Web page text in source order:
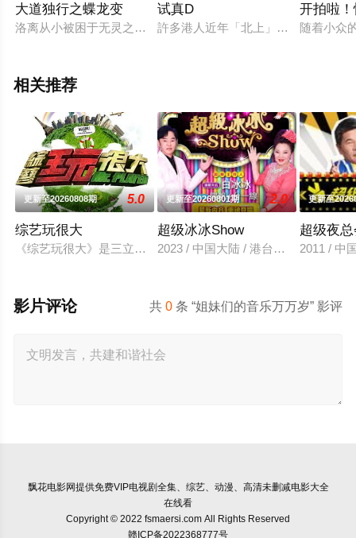
大道独行之蝶龙变
洛离从⼩被困于⽆灵之地银州⼤陆，成为天绝杀堂的第⼀杀⼿
试真D
許多港人近年「北上」玩樂，不論食
开拍啦
随着小众
相关推荐
更新至20260808期 5.0
综艺玩很大
《综艺玩很大》是三立电视与台湾电视公司联合监制及首播的
更新至20260801期 2.0
超级冰冰Show
2023 / 中国大陆 / 港台综艺
更新至
超级夜
2011 / 中
共0 条 “姐妹们的音乐万万岁” 影评
影片评论
飘花电影网提供免费VIP电视剧全集、综艺、动漫、高清未删减电影大全
在线看
Copyright © 2022 fsmaersi.com All Rights Reserved
赣ICP备2022368777号